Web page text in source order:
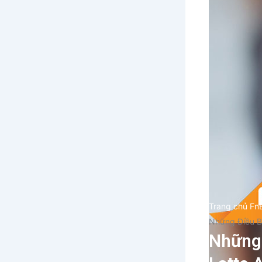
Trang chủ
Những Điều